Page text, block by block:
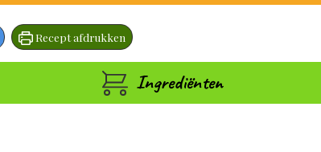
Recept afdrukken
Ingrediënten